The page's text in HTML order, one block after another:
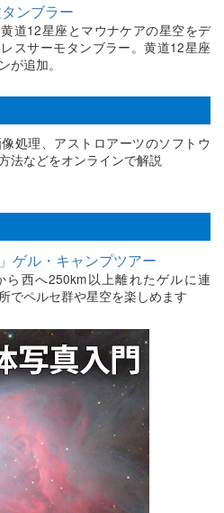
ンブラー
黄道12星座とマウナケアの星空をデ
スサーモタンブラー。黄道12星座
が追加。
処理、アストロアーツのソフトウ
法などをオンラインで解説
ゲル・キャンプツアー
ら西へ250km以上離れたゲルに連
でペルセ群や星空を楽しめます